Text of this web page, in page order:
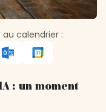
au calendrier :
: un moment